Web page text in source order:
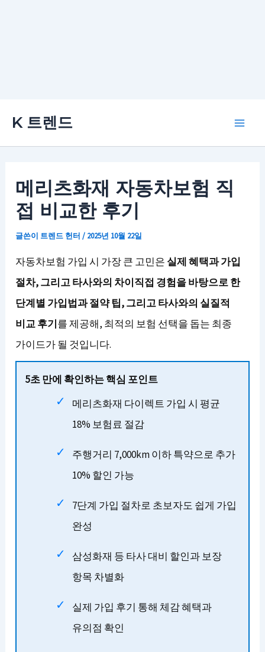
K 트렌드
메리츠화재 자동차보험 직
접 비교한 후기
글쓴이 트렌드 헌터/ 2025년 10월 22일
자동차보험 가입 시 가장 큰 고민은 실제 혜택과 가입
절차, 그리고 타사와의 차이직접 경험을 바탕으로 한
단계별 가입법과 절약 팁, 그리고 타사와의 실질적
비교 후기를 제공해, 최적의 보험 선택을 돕는 최종
가이드가 될 것입니다.
5초 만에 확인하는 핵심 포인트
메리츠화재 다이렉트 가입 시 평균
18% 보험료 절감
주행거리 7,000km 이하 특약으로 추가
10% 할인 가능
7단계 가입 절차로 초보자도 쉽게 가입
완성
삼성화재 등 타사 대비 할인과 보장
항목 차별화
실제 가입 후기 통해 체감 혜택과
유의점 확인